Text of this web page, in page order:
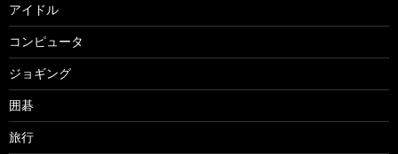
アイドル
コンピュータ
ジョギング
囲碁
旅行